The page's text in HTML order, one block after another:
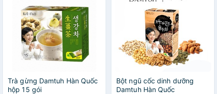
Trà gừng Damtuh Hàn Quốc
hộp 15 gói
Bột ngũ cốc dinh dưỡng
Damtuh Hàn Quốc